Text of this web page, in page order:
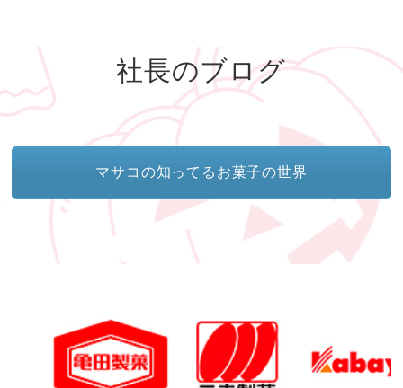
社長のブログ
マサコの知ってるお菓子の世界